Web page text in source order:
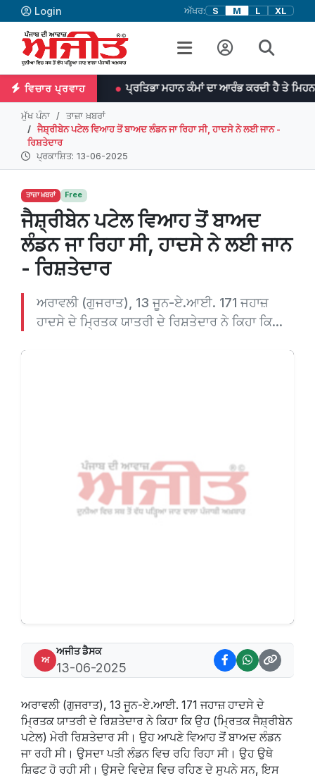
Login ਅੱਖਰ: S M L XL
ਵਿਚਾਰ ਪ੍ਰਵਾਹਪ੍ਰਤਿਭਾ ਮਹਾਨ ਕੰਮਾਂ ਦਾ ਆਰੰਭ ਕਰਦੀ ਹੈ ਤੇ ਮਿਹਨਤ ਉਨ੍ਹਾਂ ਨੂੰ
ਮੁੱਖ ਪੰਨਾ
ਤਾਜ਼ਾ ਖ਼ਬਰਾਂ
ਜੈਸ਼੍ਰੀਬੇਨ ਪਟੇਲ ਵਿਆਹ ਤੋਂ ਬਾਅਦ ਲੰਡਨ ਜਾ ਰਿਹਾ ਸੀ, ਹਾਦਸੇ ਨੇ ਲਈ ਜਾਨ -
ਰਿਸ਼ਤੇਦਾਰ
ਪ੍ਰਕਾਸ਼ਿਤ: 13-06-2025
ਤਾਜ਼ਾ ਖ਼ਬਰਾਂ Free
ਜੈਸ਼੍ਰੀਬੇਨ ਪਟੇਲ ਵਿਆਹ ਤੋਂ ਬਾਅਦ
ਲੰਡਨ ਜਾ ਰਿਹਾ ਸੀ, ਹਾਦਸੇ ਨੇ ਲਈ ਜਾਨ
- ਰਿਸ਼ਤੇਦਾਰ
ਅਰਾਵਲੀ (ਗੁਜਰਾਤ), 13 ਜੂਨ-ਏ.ਆਈ. 171 ਜਹਾਜ਼
ਹਾਦਸੇ ਦੇ ਮ੍ਰਿਤਕ ਯਾਤਰੀ ਦੇ ਰਿਸ਼ਤੇਦਾਰ ਨੇ ਕਿਹਾ ਕਿ...
ਅ
ਅਜੀਤ ਡੈਸਕ
13-06-2025
ਅਰਾਵਲੀ (ਗੁਜਰਾਤ), 13 ਜੂਨ-ਏ.ਆਈ. 171 ਜਹਾਜ਼ ਹਾਦਸੇ ਦੇ
ਮ੍ਰਿਤਕ ਯਾਤਰੀ ਦੇ ਰਿਸ਼ਤੇਦਾਰ ਨੇ ਕਿਹਾ ਕਿ ਉਹ (ਮ੍ਰਿਤਕ ਜੈਸ਼੍ਰੀਬੇਨ
ਪਟੇਲ) ਮੇਰੀ ਰਿਸ਼ਤੇਦਾਰ ਸੀ। ਉਹ ਆਪਣੇ ਵਿਆਹ ਤੋਂ ਬਾਅਦ ਲੰਡਨ
ਜਾ ਰਹੀ ਸੀ। ਉਸਦਾ ਪਤੀ ਲੰਡਨ ਵਿਚ ਰਹਿ ਰਿਹਾ ਸੀ। ਉਹ ਉਥੇ
ਸ਼ਿਫਟ ਹੋ ਰਹੀ ਸੀ। ਉਸਦੇ ਵਿਦੇਸ਼ ਵਿਚ ਰਹਿਣ ਦੇ ਸੁਪਨੇ ਸਨ, ਇਸ